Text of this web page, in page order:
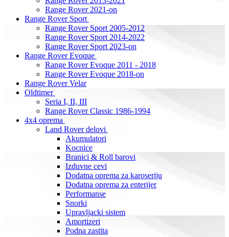
Range Rover 2021-on
Range Rover Sport
Range Rover Sport 2005-2012
Range Rover Sport 2014-2022
Range Rover Sport 2023-on
Range Rover Evoque
Range Rover Evoque 2011 - 2018
Range Rover Evoque 2018-on
Range Rover Velar
Oldtimer
Seria I, II, III
Range Rover Classic 1986-1994
4x4 oprema
Land Rover delovi
Akumulatori
Kocnice
Branici & Roll barovi
Izduvne cevi
Dodatna oprema za karoseriju
Dodatna oprema za enterijer
Performanse
Snorki
Upravljacki sistem
Amortizeri
Podna zastita